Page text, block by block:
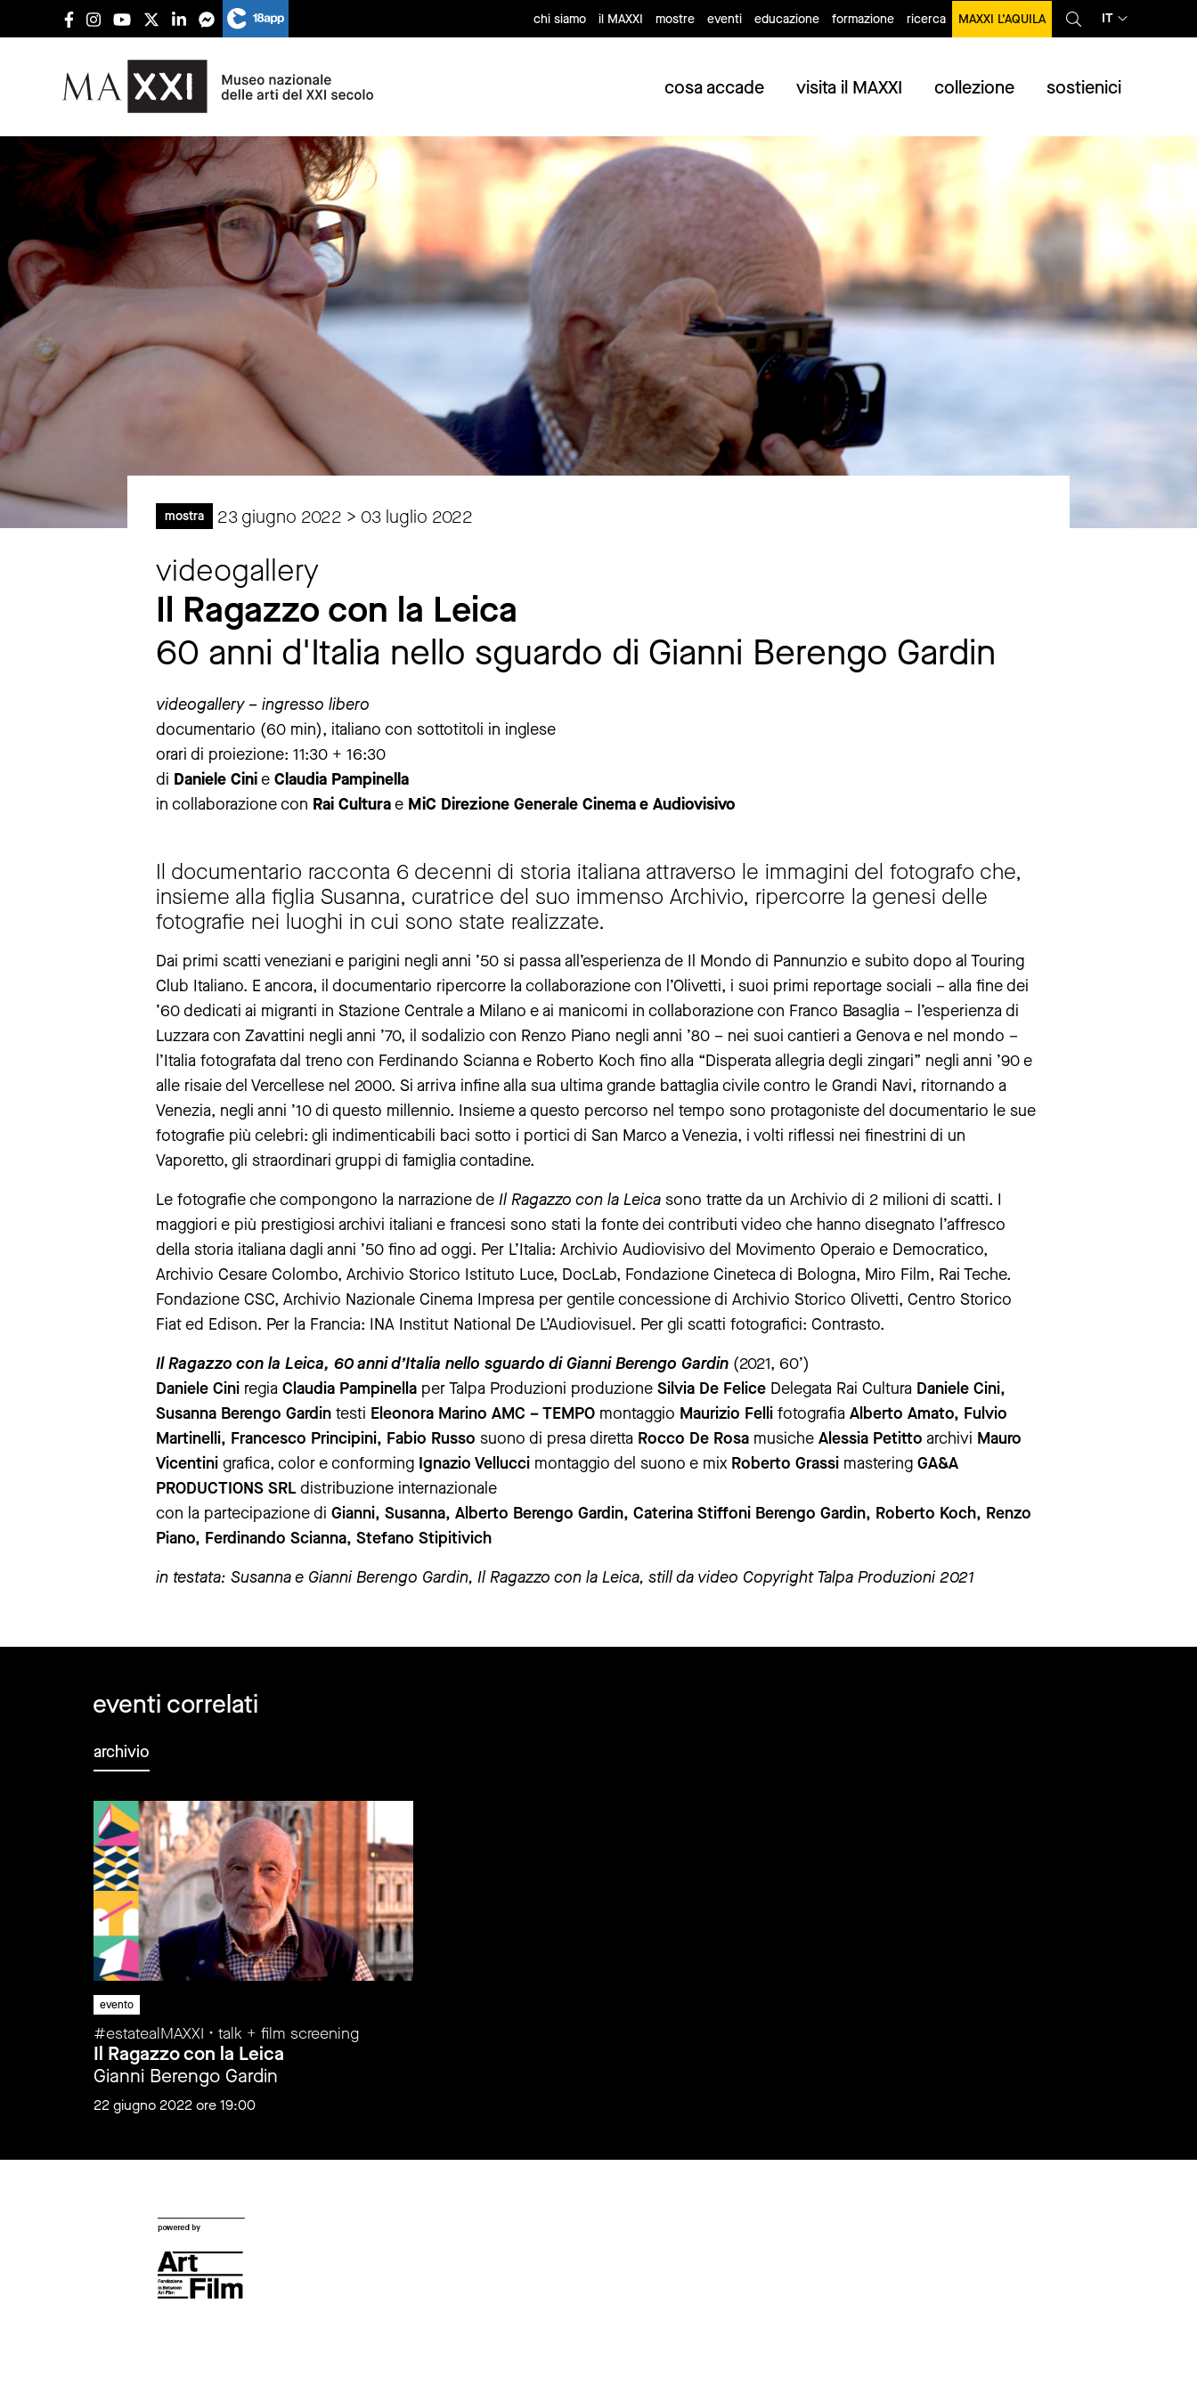
chi siamo il MAXXI mostre eventi educazione formazione ricerca MAXXI L’AQUILA IT
cosa accade visita il MAXXI collezione sostienici
mostra 23 giugno 2022 > 03 luglio 2022
videogallery
Il Ragazzo con la Leica
60 anni d'Italia nello sguardo di Gianni Berengo Gardin
videogallery – ingresso libero
documentario (60 min), italiano con sottotitoli in inglese
orari di proiezione: 11:30 + 16:30
di Daniele CinieClaudia Pampinella
in collaborazione con Rai Culturae MiC Direzione Generale Cinema e Audiovisivo
Il documentario racconta 6 decenni di storia italiana attraverso le immagini del fotografo che,
insieme alla figlia Susanna, curatrice del suo immenso Archivio, ripercorre la genesi delle
fotografie nei luoghi in cui sono state realizzate.
Dai primi scatti veneziani e parigini negli anni ’50 si passa all’esperienza de Il Mondo di Pannunzio e subito dopo al Touring
Club Italiano. E ancora, il documentario ripercorre la collaborazione con l’Olivetti, i suoi primi reportage sociali – alla fine dei
’60 dedicati ai migranti in Stazione Centrale a Milano e ai manicomi in collaborazione con Franco Basaglia – l’esperienza di
Luzzara con Zavattini negli anni ’70, il sodalizio con Renzo Piano negli anni ’80 – nei suoi cantieri a Genova e nel mondo –
l’Italia fotografata dal treno con Ferdinando Scianna e Roberto Koch fino alla “Disperata allegria degli zingari” negli anni ’90 e
alle risaie del Vercellese nel 2000. Si arriva infine alla sua ultima grande battaglia civile contro le Grandi Navi, ritornando a
Venezia, negli anni ’10 di questo millennio. Insieme a questo percorso nel tempo sono protagoniste del documentario le sue
fotografie più celebri: gli indimenticabili baci sotto i portici di San Marco a Venezia, i volti riflessi nei finestrini di un
Vaporetto, gli straordinari gruppi di famiglia contadine.
Le fotografie che compongono la narrazione deIl Ragazzo con la Leica sono tratte da un Archivio di 2 milioni di scatti. I
maggiori e più prestigiosi archivi italiani e francesi sono stati la fonte dei contributi video che hanno disegnato l’affresco
della storia italiana dagli anni ’50 fino ad oggi. Per L’Italia: Archivio Audiovisivo del Movimento Operaio e Democratico,
Archivio Cesare Colombo, Archivio Storico Istituto Luce, DocLab, Fondazione Cineteca di Bologna, Miro Film, Rai Teche.
Fondazione CSC, Archivio Nazionale Cinema Impresa per gentile concessione di Archivio Storico Olivetti, Centro Storico
Fiat ed Edison. Per la Francia: INA Institut National De L’Audiovisuel. Per gli scatti fotografici: Contrasto.
Il Ragazzo con la Leica, 60 anni d’Italia nello sguardo di Gianni Berengo Gardin (2021, 60’)
Daniele Cini regiaClaudia Pampinella per Talpa Produzioni produzioneSilvia De Felice Delegata Rai Cultura Daniele Cini,
Susanna Berengo Gardintesti Eleonora Marino AMC – TEMPO montaggio Maurizio Felli fotografiaAlberto Amato, Fulvio
Martinelli, Francesco Principini, Fabio Russo suono di presa diretta Rocco De Rosa musicheAlessia Petitto archivi Mauro
Vicentinigrafica, color e conforming Ignazio Vellucci montaggio del suono e mix Roberto Grassi masteringGA&A
PRODUCTIONS SRL distribuzione internazionale
con la partecipazione diGianni, Susanna, Alberto Berengo Gardin, Caterina Stiffoni Berengo Gardin, Roberto Koch, Renzo
Piano, Ferdinando Scianna, Stefano Stipitivich
in testata: Susanna e Gianni Berengo Gardin, Il Ragazzo con la Leica, still da video Copyright Talpa Produzioni 2021
eventi correlati
archivio
evento
#estatealMAXXI • talk + film screening
Il Ragazzo con la Leica
Gianni Berengo Gardin
22 giugno 2022 ore 19:00